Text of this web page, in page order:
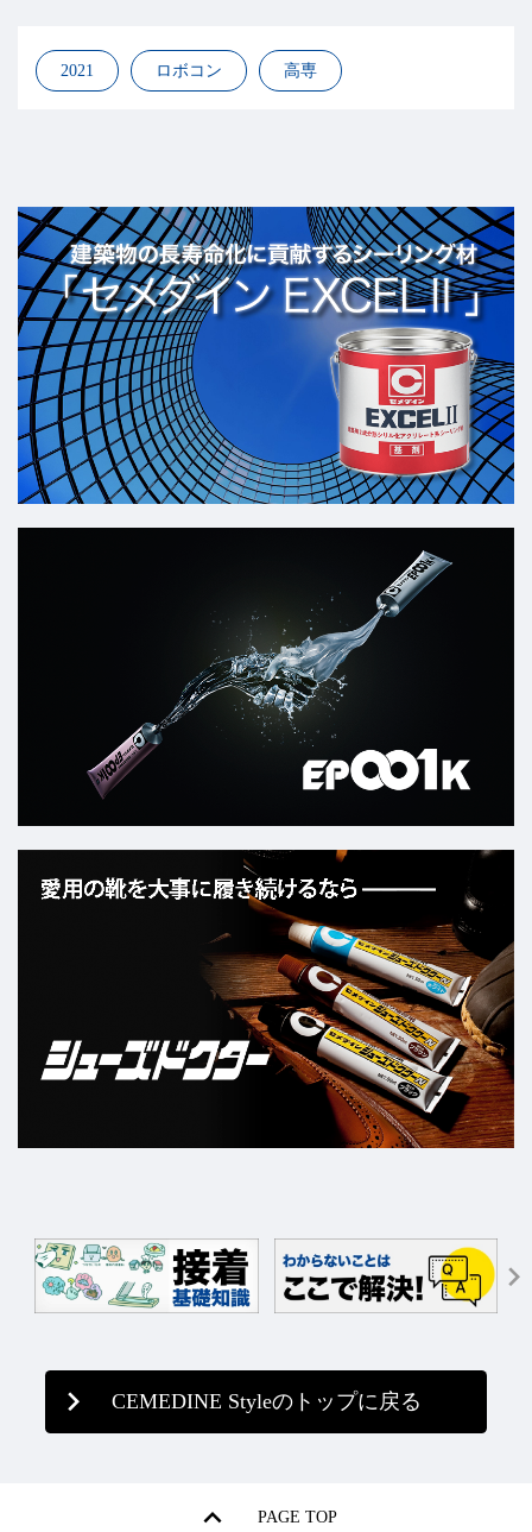
2021 ロボコン 高専
CEMEDINE Styleのトップに戻る
PAGE TOP